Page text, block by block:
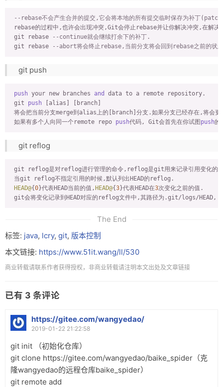
--rebase不会产生合并的提交,它会将本地的所有提交临时保存为补丁
rebase的过程中,也许会出现冲突,Git会停止rebase并让你解决冲突,在解
git rebase
--continue就会继续打余下的补丁.
git rebase
--abort将会终止rebase,当前分支将会回到rebase之前的状
git push
push your new branches and
data to a remote repository.
git push [alias] [branch]
将会把当前分支merge到alias上的[branch]分支.如果分支已经存在,将会
如果有多个人向同一个remote repo push代码, Git会首先在你试图 push的
git reflog
git reflog是对reflog进行管理的命令,reflog是git用来记录引用变化的一种
当git reflog不指定引用的时候,默认列出HEAD的reflog.
HEAD@{0}代表HEAD当前的值, HEAD@{3}代表HEAD在3次变化之前的值.
The End
标签: java, lcry, git, 版本控制
本文链接: https://www.51it.wang/ll/530
商业转载请联系作者获得授权，非商业转载请注明本文出处及文章链接
已有 3 条评论
https://gitee.com/wangyedao/
2019-01-22 21:22:58
git init （初始化仓库）
git clone https://gitee.com/wangyedao/baike_spider（克
隆wangyedao的远程仓库baike_spider）
git remote add